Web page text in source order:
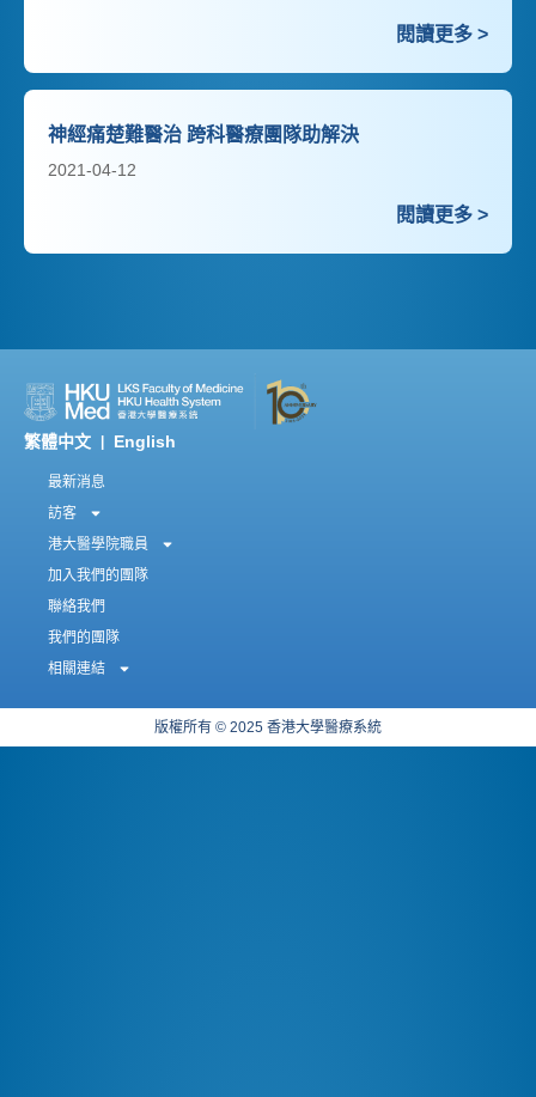
閱讀更多 >
神經痛楚難醫治 跨科醫療團隊助解決
2021-04-12
閱讀更多 >
繁體中文 English
最新消息
訪客
港大醫學院職員
加入我們的團隊
聯絡我們
我們的團隊
相關連結
版權所有 © 2025 香港大學醫療系統